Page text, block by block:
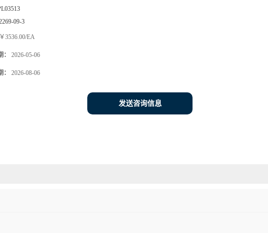
09-3
3536.00/EA
2026-05-06
2026-08-06
发送咨询信息